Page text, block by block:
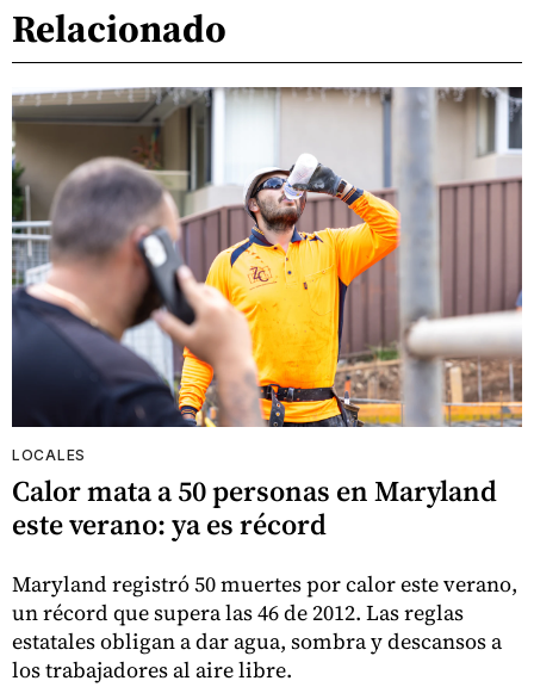
Relacionado
LOCALES
Calor mata a 50 personas en Maryland
este verano: ya es récord
Maryland registró 50 muertes por calor este verano,
un récord que supera las 46 de 2012. Las reglas
estatales obligan a dar agua, sombra y descansos a
los trabajadores al aire libre.